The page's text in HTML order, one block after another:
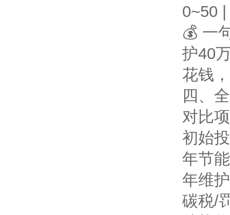
0~50
💰 一
护40
花钱
四、
对比项
初始
年节
年维
碳税/